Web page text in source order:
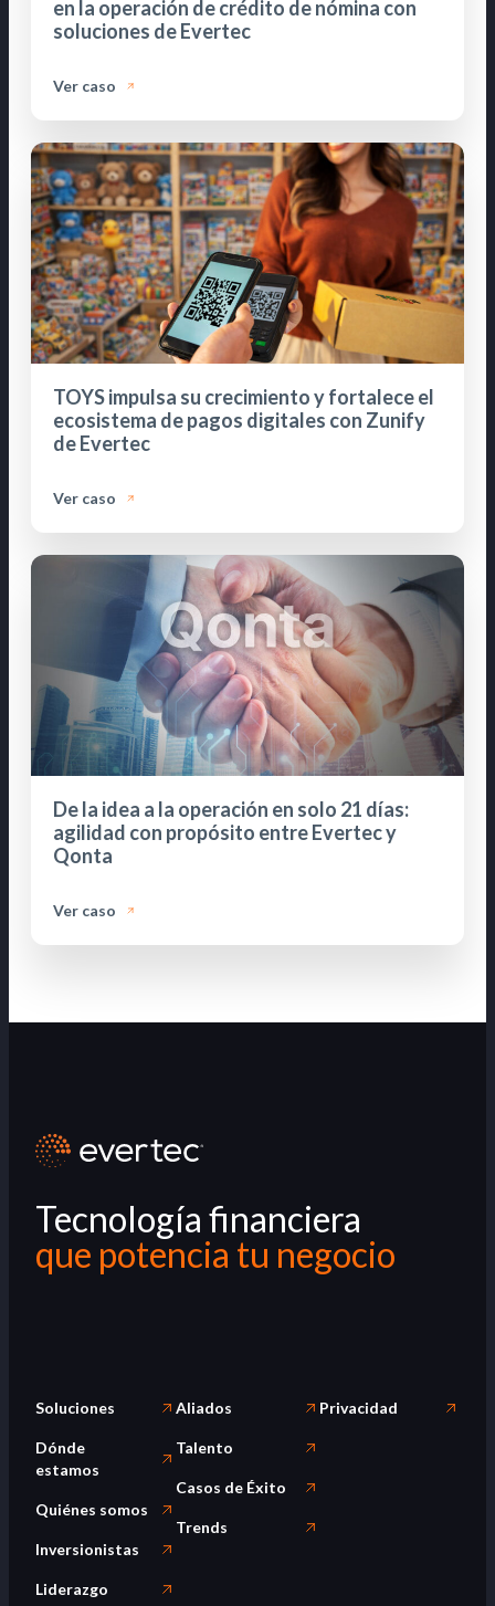
en la operación de crédito de nómina con
soluciones de Evertec
Ver caso
TOYS impulsa su crecimiento y fortalece el
ecosistema de pagos digitales con Zunify
de Evertec
Ver caso
De la idea a la operación en solo 21 días:
agilidad con propósito entre Evertec y
Qonta
Ver caso
Tecnología financiera
que potencia tu negocio
Soluciones
Dónde
estamos
Quiénes somos
Inversionistas
Liderazgo
Aliados
Talento
Casos de Éxito
Trends
Privacidad